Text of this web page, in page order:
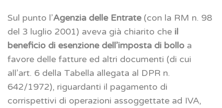
Sul punto l’Agenzia delle Entrate(con la RM n. 98
del 3 luglio 2001) aveva già chiarito che il
beneficio di esenzione dell’imposta di bollo a
favore delle fatture ed altri documenti (di cui
all’art. 6 della Tabella allegata al DPR n.
642/1972), riguardanti il pagamento di
corrispettivi di operazioni assoggettate ad IVA,